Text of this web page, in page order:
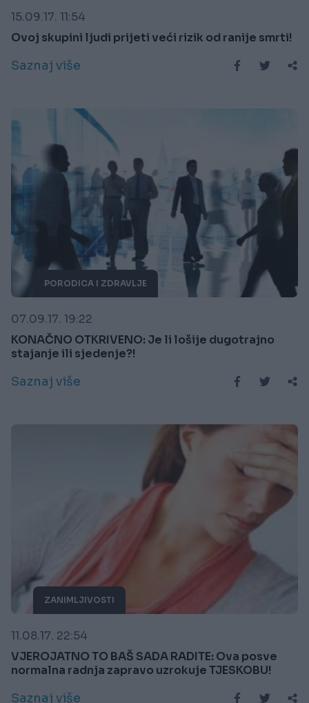
15.09.17. 11:54
Ovoj skupini ljudi prijeti veći rizik od ranije smrti!
Saznaj više
PORODICA I ZDRAVLJE
07.09.17. 19:22
KONAČNO OTKRIVENO: Je li lošije dugotrajno
stajanje ili sjedenje?!
Saznaj više
ZANIMLJIVOSTI
11.08.17. 22:54
VJEROJATNO TO BAŠ SADA RADITE: Ova posve
normalna radnja zapravo uzrokuje TJESKOBU!
Saznaj više